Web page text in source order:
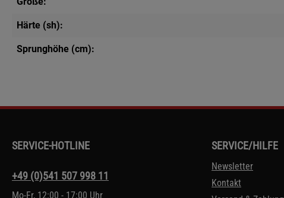
Härte (sh):
Sprunghöhe (cm):
SERVICE-HOTLINE
+49 (0)541 507 998 11
Mo-Fr, 12:00 - 17:00 Uhr
SERVICE/HILFE
Newsletter
Kontakt